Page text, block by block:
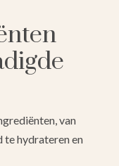
van
te hydrateren en